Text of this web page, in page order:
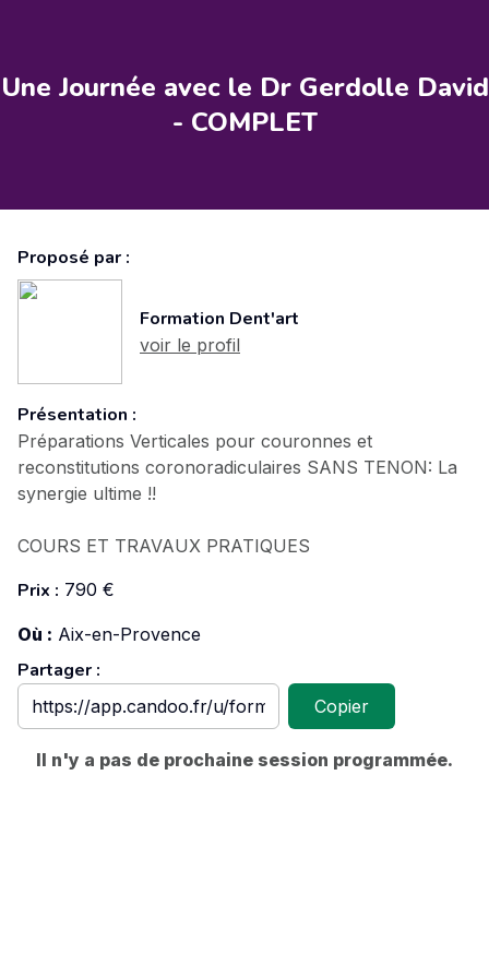
Une Journée avec le Dr Gerdolle David
- COMPLET
Proposé par :
Formation Dent'art
voir le profil
Présentation :
Préparations Verticales pour couronnes et
reconstitutions coronoradiculaires SANS TENON: La
synergie ultime !!
COURS ET TRAVAUX PRATIQUES
Prix : 790 €
Où : Aix-en-Provence
Partager :
Copier
Il n'y a pas de prochaine session programmée.